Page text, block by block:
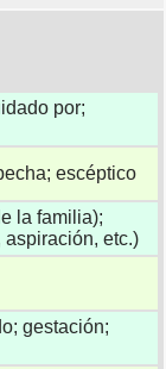
por;
escéptico
la familia);
etc.)
gestación;